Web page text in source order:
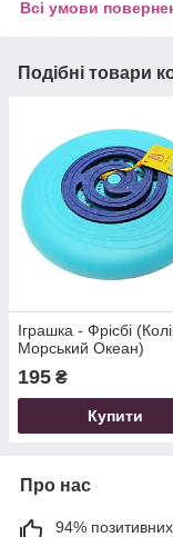
Всі умови
Подібні товари
Іграшка - Фрісбі
Морський Океан)
195 ₴
Купити
Про нас
94% позитивних